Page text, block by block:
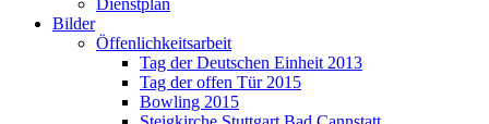
Dienstplan
Bilder
Öffenlichkeitsarbeit
Tag der Deutschen Einheit 2013
Tag der offen Tür 2015
Bowling 2015